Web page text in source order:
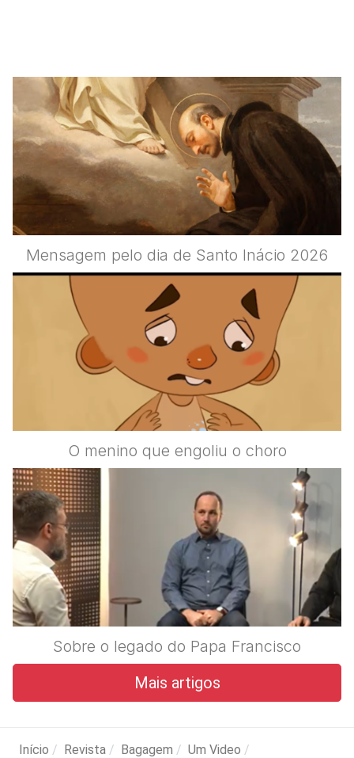
Mensagem pelo dia de Santo Inácio 2026
O menino que engoliu o choro
Sobre o legado do Papa Francisco
Mais artigos
Início Revista Bagagem Um Video